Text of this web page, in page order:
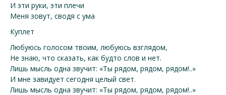
И эти руки, эти плечи
Меня зовут, сводя с ума
Куплет
Любуюсь голосом твоим, любуюсь взглядом,
Не знаю, что сказать, как будто слов и нет.
Лишь мысль одна звучит: «Ты рядом, рядом, рядом!..»
И мне завидует сегодня целый свет.
Лишь мысль одна звучит: «Ты рядом, рядом, рядом!..»